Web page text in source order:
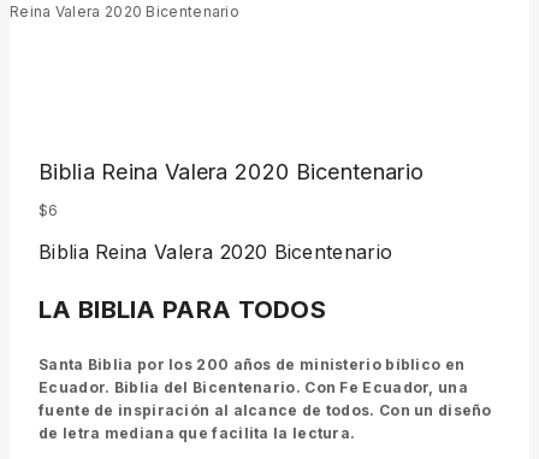
Reina Valera 2020 Bicentenario
Biblia Reina Valera 2020 Bicentenario
$6
Biblia Reina Valera 2020 Bicentenario
LA BIBLIA PARA TODOS
Santa Biblia por los 200 años de ministerio bíblico en
Ecuador. Biblia del Bicentenario. Con Fe Ecuador, una
fuente de inspiración al alcance de todos. Con un diseño
de letra mediana que facilita la lectura.